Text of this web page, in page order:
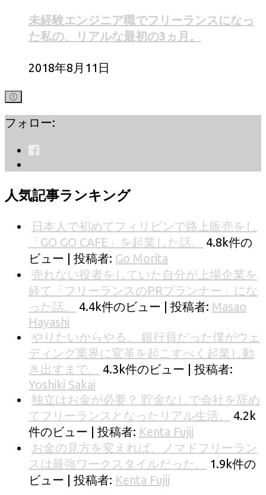
未経験エンジニア職でフリーランスになっ
た私の、リアルな最初の3ヵ月。
2018年8月11日
フォロー:
人気記事ランキング
日本人で初めてフィリピンで路上販売をし
「GO GO CAFE」を起業した話。
4.8k件の
ビュー
投稿者: Go Morita
売れない役者をしていた自分が上場企業を
経て「フリーランスのPRプランナー」にな
った話。
4.4k件のビュー 投稿者: Masao
Hayashi
やりたいからやる。 銀行員だった僕がウェ
ディング業界に変革を起こすべく起業し動
き出すまで。
4.3k件のビュー
投稿者:
Yoshiki Sakai
独立はお金が必要？ 貯金なしで会社を辞め
てフリーランスとなったリアル生活。
4.2k
件のビュー
投稿者: Kenta Fujii
お金の見方を変えれば、ノマドフリーラン
スは最強ワークスタイルだった。
1.9k件の
ビュー
投稿者: Kenta Fujii